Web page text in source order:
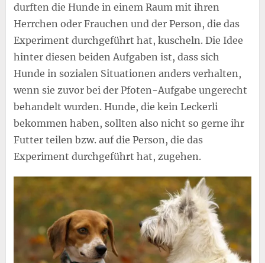
durften die Hunde in einem Raum mit ihren
Herrchen oder Frauchen und der Person, die das
Experiment durchgeführt hat, kuscheln. Die Idee
hinter diesen beiden Aufgaben ist, dass sich
Hunde in sozialen Situationen anders verhalten,
wenn sie zuvor bei der Pfoten-Aufgabe ungerecht
behandelt wurden. Hunde, die kein Leckerli
bekommen haben, sollten also nicht so gerne ihr
Futter teilen bzw. auf die Person, die das
Experiment durchgeführt hat, zugehen.